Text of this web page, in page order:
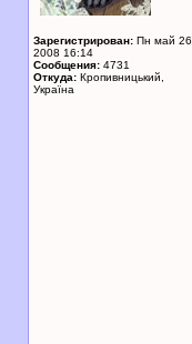
Зарегистрирован: Пн май 26,
2008 16:14
Сообщения: 4731
Откуда: Кропивницький,
Україна